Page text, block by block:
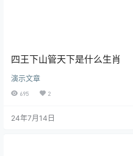
四王下山管天下是什么生肖
演示文章
695 2
24年7月14日